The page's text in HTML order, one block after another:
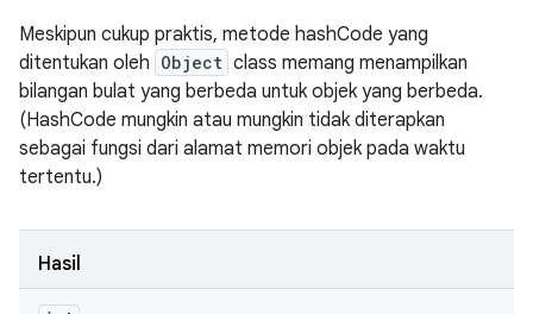
Meskipun cukup praktis, metode hashCode yang
ditentukan oleh Object class memang menampilkan
bilangan bulat yang berbeda untuk objek yang berbeda.
(HashCode mungkin atau mungkin tidak diterapkan
sebagai fungsi dari alamat memori objek pada waktu
tertentu.)
Hasil